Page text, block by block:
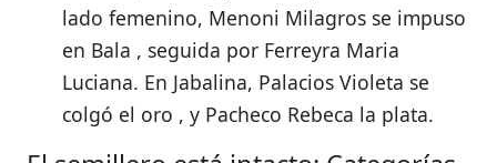
lado femenino, Menoni Milagros se impuso
en Bala , seguida por Ferreyra Maria
Luciana. En Jabalina, Palacios Violeta se
colgó el oro , y Pacheco Rebeca la plata.